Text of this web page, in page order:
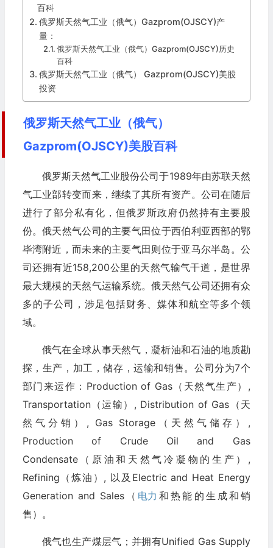
百科
俄罗斯天然气工业（俄气）Gazprom(OJSCY)产
量：
俄罗斯天然气工业（俄气）Gazprom(OJSCY)历史
百科
俄罗斯天然气工业（俄气） Gazprom(OJSCY)美股
投资
俄罗斯天然气工业（俄气）
Gazprom(OJSCY)美股百科
俄罗斯天然气工业股份公司于1989年由苏联天然
气工业部转变而来，继续了其所有资产。公司在随后
进行了部分私有化，但俄罗斯政府仍然持有主要股
份。俄天然气公司的主要气田位于西伯利亚西部的鄂
毕湾附近，而未来的主要气田则位于亚马尔半岛。公
司还拥有近158,200公里的天然气输气干道，是世界
最大规模的天然气运输系统。俄天然气公司还拥有众
多的子公司，涉足包括财务、媒体和航空等多个领
域。
俄气在全球从事天然气，凝析油和石油的地质勘
探，生产，加工，储存，运输和销售。公司分为7个
部门来运作：Production of Gas（天然气生产）,
Transportation（运输）, Distribution of Gas（天
然气分销）, Gas Storage（天然气储存）,
Production of Crude Oil and Gas
Condensate（原油和天然气冷凝物的生产）,
Refining（炼油）, 以及Electric and Heat Energy
Generation and Sales（ 电力 和热能的生成和销
售）。
俄气也生产煤层气；并拥有Unified Gas Supply